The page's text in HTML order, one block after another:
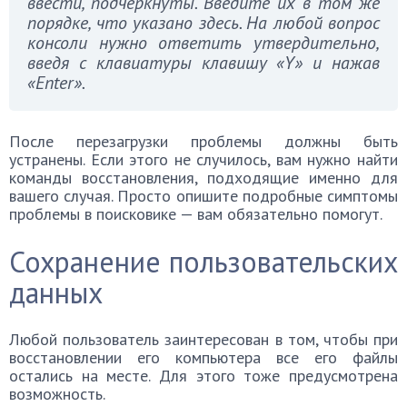
порядке, что указано здесь. На любой вопрос
консоли нужно ответить утвердительно,
введя с клавиатуры клавишу «Y» и нажав
«Enter».
После перезагрузки проблемы должны быть
устранены. Если этого не случилось, вам нужно найти
команды восстановления, подходящие именно для
вашего случая. Просто опишите подробные симптомы
проблемы в поисковике — вам обязательно помогут.
Сохранение пользовательских
данных
Любой пользователь заинтересован в том, чтобы при
восстановлении его компьютера все его файлы
остались на месте. Для этого тоже предусмотрена
возможность.